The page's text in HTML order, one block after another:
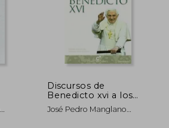
Discursos de
Benedicto xvi a los
Enfermos
José Pedro Manglano